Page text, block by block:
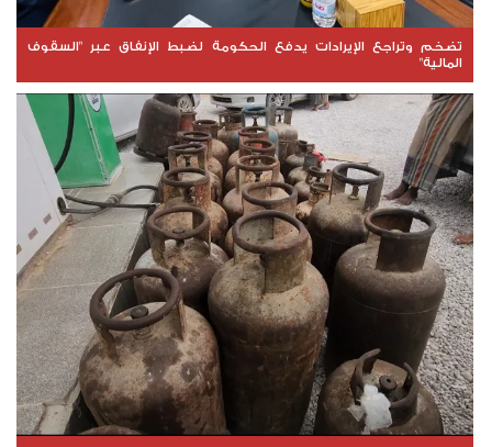
تضخم وتراجع الإيرادات يدفع الحكومة لضبط الإنفاق عبر "السقوف
المالية"